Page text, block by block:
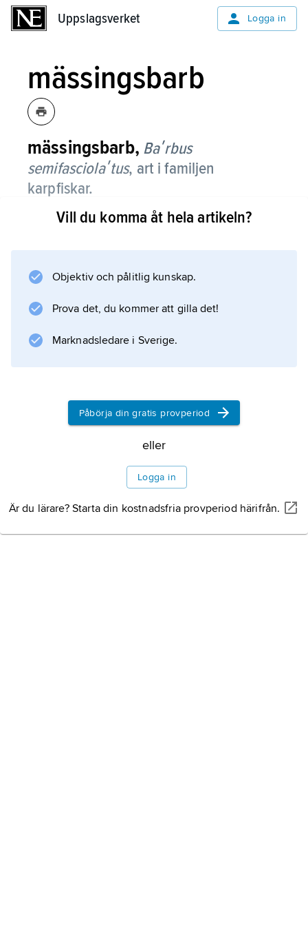
Uppslagsverket Logga in
mässingsbarb
mässingsbarb, Baʹrbus
semifasciolaʹtus, art i familjen
karpfiskar.
Den finns i sötvatten i södra Kina och i
hålls som akvariefisk, särskilt den färgvariant
Vill du komma åt hela artikeln?
Objektiv och pålitlig kunskap.
Prova det, du kommer att gilla det!
Marknadsledare i Sverige.
Påbörja din gratis provperiod
eller
Logga in
Är du lärare? Starta din kostnadsfria provperiod härifrån.